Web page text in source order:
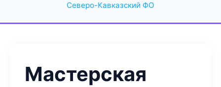
Северо-Кавказский ФО
Мастерская